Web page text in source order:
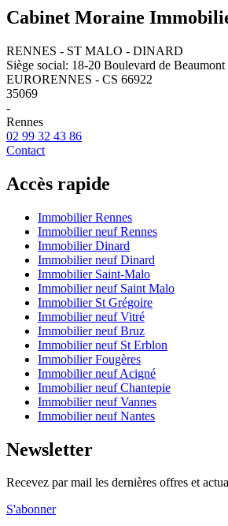
Cabinet Moraine
RENNES - ST MALO - DINARD
Siège social: 18-20 Boulevard de
EURORENNES - CS 66922
35069
-
Rennes
02 99 32 43 86
Contact
Accès rapide
Immobilier Rennes
Immobilier neuf Rennes
Immobilier Dinard
Immobilier neuf Dinard
Immobilier Saint-Malo
Immobilier neuf Saint Malo
Immobilier St Grégoire
Immobilier neuf Vitré
Immobilier neuf Bruz
Immobilier neuf St Erblon
Immobilier Fougères
Immobilier neuf Acigné
Immobilier neuf Chantepie
Immobilier neuf Vannes
Immobilier neuf Nantes
Newsletter
Recevez par mail les dernières offres et
S'abonner